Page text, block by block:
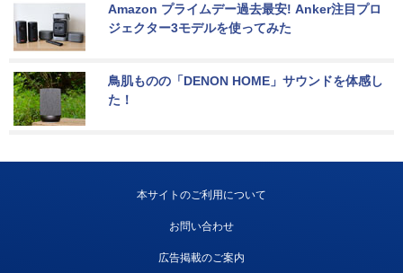
Amazon プライムデー過去最安! Anker注目プロ
ジェクター3モデルを使ってみた
鳥肌ものの「DENON HOME」サウンドを体感し
た！
本サイトのご利用について
お問い合わせ
広告掲載のご案内